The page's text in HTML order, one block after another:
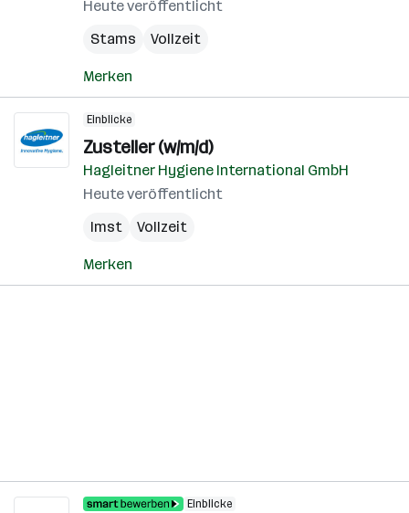
Heute veröffentlicht
Stams
Vollzeit
Merken
Einblicke
Zusteller (w/m/d)
Hagleitner Hygiene International GmbH
Heute veröffentlicht
Imst
Vollzeit
Merken
Einblicke